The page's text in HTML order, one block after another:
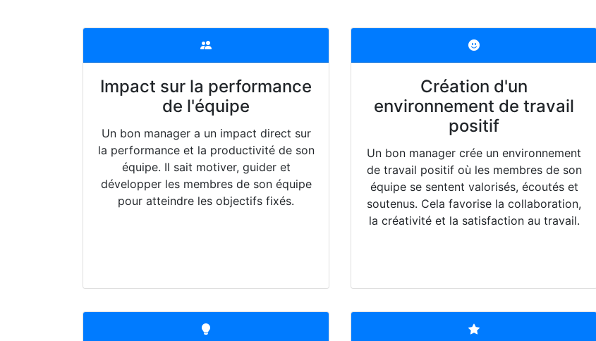
Impact sur la performance
de l'équipe
Un bon manager a un impact direct sur
la performance et la productivité de son
équipe. Il sait motiver, guider et
développer les membres de son équipe
pour atteindre les objectifs fixés.
Création d'un
environnement de travail
positif
Un bon manager crée un environnement
de travail positif où les membres de son
équipe se sentent valorisés, écoutés et
soutenus. Cela favorise la collaboration,
la créativité et la satisfaction au travail.